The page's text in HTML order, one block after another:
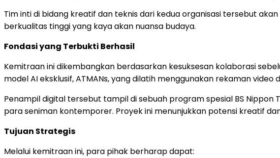
Tim inti di bidang kreatif dan teknis dari kedua organisasi tersebut
berkualitas tinggi yang kaya akan nuansa budaya.
Fondasi yang Terbukti Berhasil
Kemitraan ini dikembangkan berdasarkan kesuksesan kolaborasi
model AI eksklusif, ATMANs, yang dilatih menggunakan rekaman video
Penampil digital tersebut tampil di sebuah program spesial BS Nippon
para seniman kontemporer. Proyek ini menunjukkan potensi kreatif
Tujuan Strategis
Melalui kemitraan ini, para pihak berharap dapat: